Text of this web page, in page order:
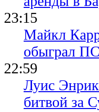
23:15
Майкл
обыграл
22:59
Луис
битвой за